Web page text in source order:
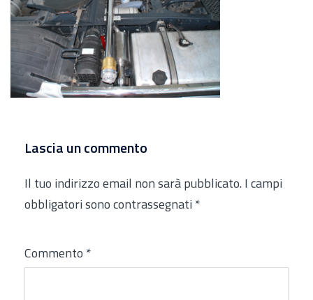
Lascia un commento
Il tuo indirizzo email non sarà pubblicato. I campi
obbligatori sono contrassegnati *
Commento *